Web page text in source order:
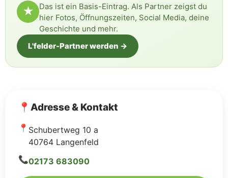
★
Das ist ein Basis-Eintrag. Als Partner zeigst du
hier Fotos, Öffnungszeiten, Social Media, deine
Geschichte und mehr.
L'felder-Partner werden →
📍 Adresse & Kontakt
📍 Schubertweg 10 a
40764 Langenfeld
📞02173 683090